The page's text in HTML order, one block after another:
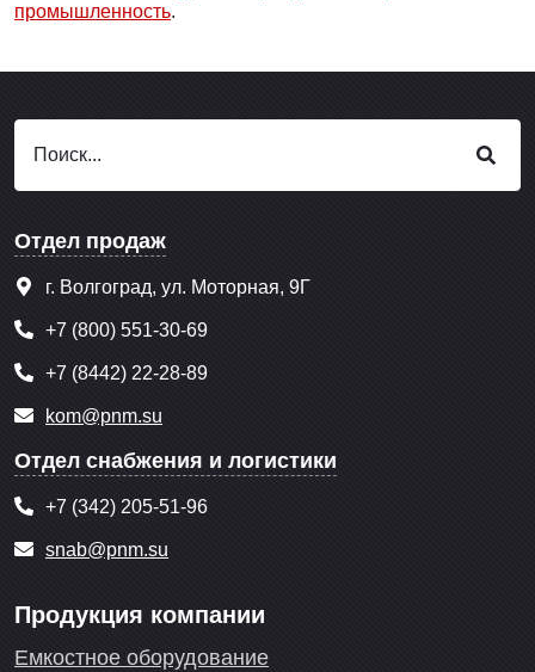
промышленность.
Отдел продаж
г. Волгоград, ул. Моторная, 9Г
+7 (800) 551-30-69
+7 (8442) 22-28-89
kom@pnm.su
Отдел снабжения и логистики
+7 (342) 205-51-96
snab@pnm.su
Продукция компании
Емкостное оборудование